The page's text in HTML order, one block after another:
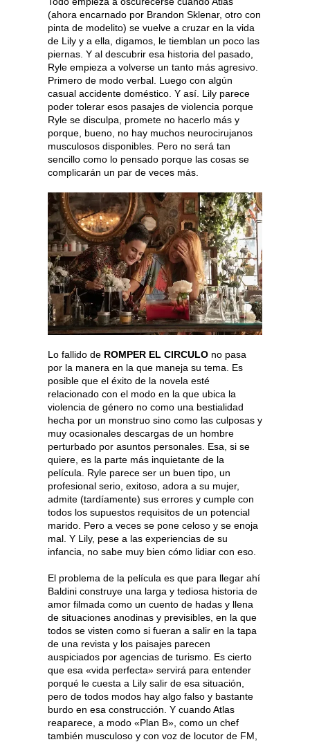
(ahora encarnado por Brandon Sklenar, otro con
pinta de modelito) se vuelve a cruzar en la vida
de Lily y a ella, digamos, le tiemblan un poco las
piernas. Y al descubrir esa historia del pasado,
Ryle empieza a volverse un tanto más agresivo.
Primero de modo verbal. Luego con algún
casual accidente doméstico. Y así. Lily parece
poder tolerar esos pasajes de violencia porque
Ryle se disculpa, promete no hacerlo más y
porque, bueno, no hay muchos neurocirujanos
musculosos disponibles. Pero no será tan
sencillo como lo pensado porque las cosas se
complicarán un par de veces más.
Lo fallido de ROMPER EL CIRCULO no pasa
por la manera en la que maneja su tema. Es
posible que el éxito de la novela esté
relacionado con el modo en la que ubica la
violencia de género no como una bestialidad
hecha por un monstruo sino como las culposas y
muy ocasionales descargas de un hombre
perturbado por asuntos personales. Esa, si se
quiere, es la parte más inquietante de la
película. Ryle parece ser un buen tipo, un
profesional serio, exitoso, adora a su mujer,
admite (tardíamente) sus errores y cumple con
todos los supuestos requisitos de un potencial
marido. Pero a veces se pone celoso y se enoja
mal. Y Lily, pese a las experiencias de su
infancia, no sabe muy bien cómo lidiar con eso.
El problema de la película es que para llegar ahí
Baldini construye una larga y tediosa historia de
amor filmada como un cuento de hadas y llena
de situaciones anodinas y previsibles, en la que
todos se visten como si fueran a salir en la tapa
de una revista y los paisajes parecen
auspiciados por agencias de turismo. Es cierto
que esa «vida perfecta» servirá para entender
porqué le cuesta a Lily salir de esa situación,
pero de todos modos hay algo falso y bastante
burdo en esa construcción. Y cuando Atlas
reaparece, a modo «Plan B», como un chef
también musculoso y con voz de locutor de FM,